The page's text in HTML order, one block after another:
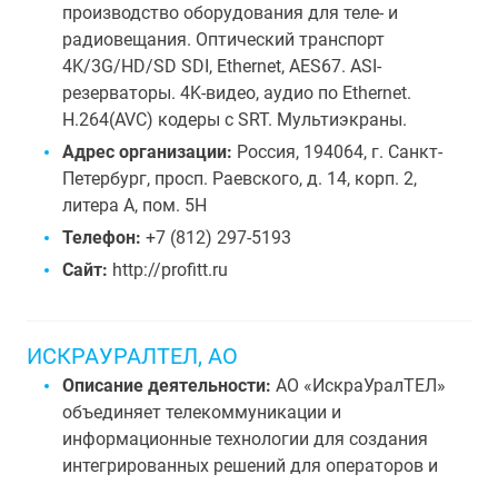
производство оборудования для теле- и
радиовещания. Оптический транспорт
4K/3G/HD/SD SDI, Ethernet, AES67. ASI-
резерваторы. 4K-видео, аудио по Ethernet.
H.264(AVC) кодеры с SRT. Мультиэкраны.
Адрес организации: Россия, 194064, г. Санкт-
Петербург, просп. Раевского, д. 14, корп. 2,
литера А, пом. 5Н
Телефон: +7 (812) 297-5193
Сайт: http://profitt.ru
ИСКРАУРАЛТЕЛ, АО
Описание деятельности: АО «ИскраУралТЕЛ»
объединяет телекоммуникации и
информационные технологии для создания
интегрированных решений для операторов и